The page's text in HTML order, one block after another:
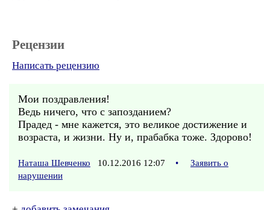
Рецензии
Написать рецензию
Мои поздравления!
Ведь ничего, что с запозданием?
Прадед - мне кажется, это великое достижение и
возраста, и жизни. Ну и, прабабка тоже. Здорово!
Наташа Шевченко 10.12.2016 12:07 •
Заявить о
нарушении